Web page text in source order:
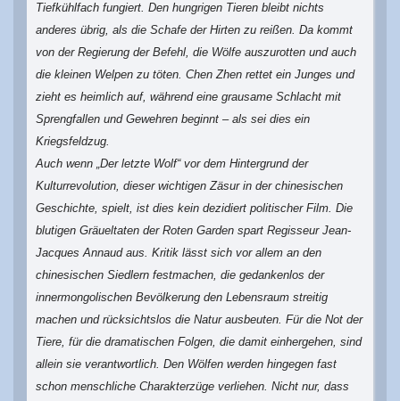
Tiefkühlfach fungiert. Den hungrigen Tieren bleibt nichts
anderes übrig, als die Schafe der Hirten zu reißen. Da kommt
von der Regierung der Befehl, die Wölfe auszurotten und auch
die kleinen Welpen zu töten. Chen Zhen rettet ein Junges und
zieht es heimlich auf, während eine grausame Schlacht mit
Sprengfallen und Gewehren beginnt – als sei dies ein
Kriegsfeldzug.
Auch wenn „Der letzte Wolf“ vor dem Hintergrund der
Kulturrevolution, dieser wichtigen Zäsur in der chinesischen
Geschichte, spielt, ist dies kein dezidiert politischer Film. Die
blutigen Gräueltaten der Roten Garden spart Regisseur Jean-
Jacques Annaud aus. Kritik lässt sich vor allem an den
chinesischen Siedlern festmachen, die gedankenlos der
innermongolischen Bevölkerung den Lebensraum streitig
machen und rücksichtslos die Natur ausbeuten. Für die Not der
Tiere, für die dramatischen Folgen, die damit einhergehen, sind
allein sie verantwortlich. Den Wölfen werden hingegen fast
schon menschliche Charakterzüge verliehen. Nicht nur, dass